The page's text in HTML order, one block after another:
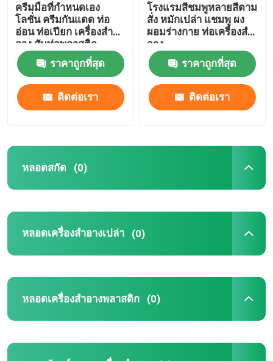
ครีมมือที่กําหนดเอง
โลชั่น ครีมกันแดด ท่อ
อ่อน ท่อเปียก เครื่องสํา
อาง สับท่อพลาสติก
ราคาถูกที่สุด
ติดต่อเรา
โรงแรมสีชมพูหลายสีตาม
สั่ง หมักเปล่า แชมพู ผง
ผอมร่างกาย ท่อเครื่องสํา
อาง
ราคาถูกที่สุด
ติดต่อเรา
หลอดสกัด (0)
หลอดเครื่องสำอางเปล่า (0)
หลอดเครื่องสำอางพลาสติก (0)